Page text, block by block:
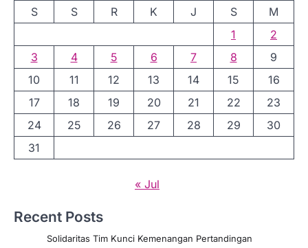
S
S R K J S
M
1
2
3
4 5 6 7 8
9
10
11 12 13 14 15
16
17
18 19 20 21 22
23
24
25 26 27 28 29
30
31
« Jul
Recent Posts
Solidaritas Tim Kunci Kemenangan Pertandingan